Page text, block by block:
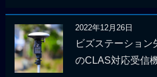
2022年12月26日
ビズステーション
のCLAS対応受信